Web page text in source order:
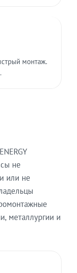
монтаж.
не
или не
металлургии и